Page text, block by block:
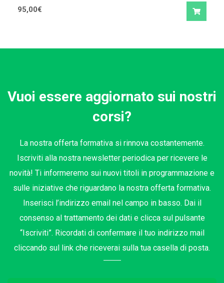
95,00€
Vuoi essere aggiornato sui nostri
corsi?
La nostra offerta formativa si rinnova costantemente.
Iscriviti alla nostra newsletter periodica per ricevere le
novità! Ti informeremo sui nuovi titoli in programmazione e
sulle iniziative che riguardano la nostra offerta formativa.
Inserisci l’indirizzo email nel campo in basso. Dai il
consenso al trattamento dei dati e clicca sul pulsante
“Iscriviti”. Ricordati di confermare il tuo indirizzo mail
cliccando sul link che riceverai sulla tua casella di posta.